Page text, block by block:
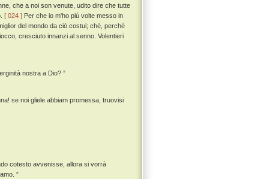
che a noi son venute, udito dire che tutte
[ 024 ] Per che io m'ho piú volte messo in
del mondo da ciò costui; ché, perché
cresciuto innanzi al senno. Volentieri
nostra a Dio? ”
se noi gliele abbiam promessa, truovisi
cotesto avvenisse, allora si vorrà
”